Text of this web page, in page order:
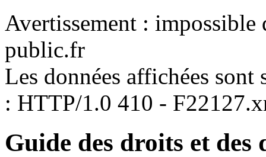
Avertissement : impossible
public.fr
Les données affichées sont
: HTTP/1.0 410 -
Guide des droits et